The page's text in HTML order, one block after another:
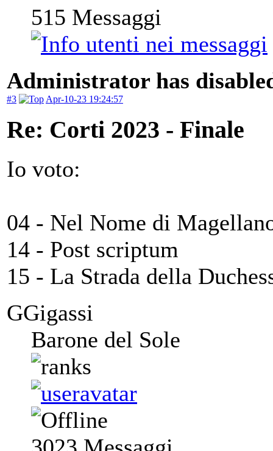
515 Messaggi
Administrator has
#3 Apr-10-23 19:24:57
Re: Corti 2023 - Finale
Io voto:
04 - Nel Nome di
14 - Post scriptum
15 - La Strada della
GGigassi
Barone del Sole